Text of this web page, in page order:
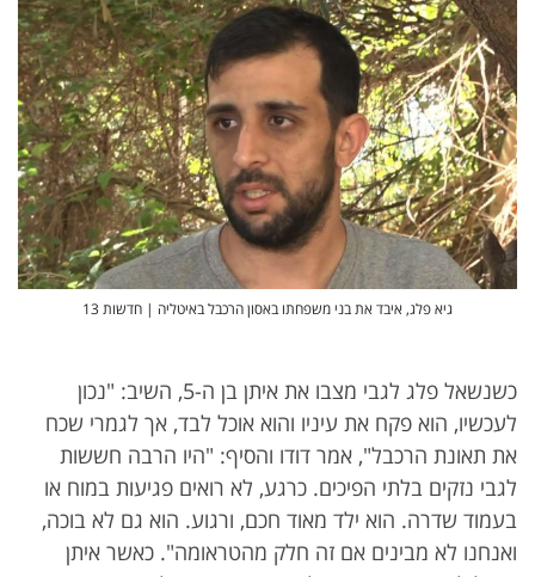
גיא פלג, איבד את בני משפחתו באסון הרכבל באיטליה | חדשות 13
כשנשאל פלג לגבי מצבו את איתן בן ה-5, השיב: "נכון
לעכשיו, הוא פקח את עיניו והוא אוכל לבד, אך לגמרי שכח
את תאונת הרכבל", אמר דודו והסיף: "היו הרבה חששות
לגבי נזקים בלתי הפיכים. כרגע, לא רואים פגיעות במוח או
בעמוד שדרה. הוא ילד מאוד חכם, ורגוע. הוא גם לא בוכה,
ואנחנו לא מבינים אם זה חלק מהטראומה". כאשר איתן